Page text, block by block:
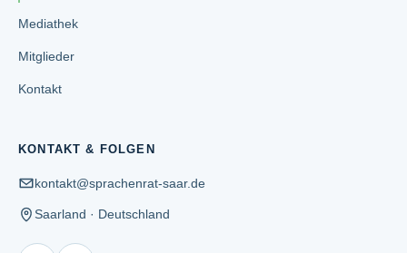
Mediathek
Mitglieder
Kontakt
KONTAKT & FOLGEN
kontakt@sprachenrat-saar.de
Saarland · Deutschland